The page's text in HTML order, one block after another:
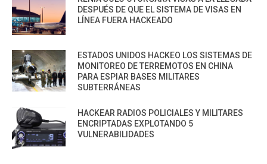
DESPUÉS DE QUE EL SISTEMA DE VISAS EN
LÍNEA FUERA HACKEADO
ESTADOS UNIDOS HACKEO LOS SISTEMAS DE
MONITOREO DE TERREMOTOS EN CHINA
PARA ESPIAR BASES MILITARES
SUBTERRÁNEAS
HACKEAR RADIOS POLICIALES Y MILITARES
ENCRIPTADAS EXPLOTANDO 5
VULNERABILIDADES